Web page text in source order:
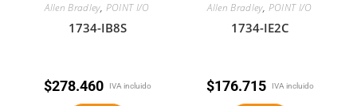
Allen Bradley, POINT I/O
1734-IB8S
$278.460 IVA incluido
Allen Bradley, POINT I/O
1734-IE2C
$176.715 IVA incluido